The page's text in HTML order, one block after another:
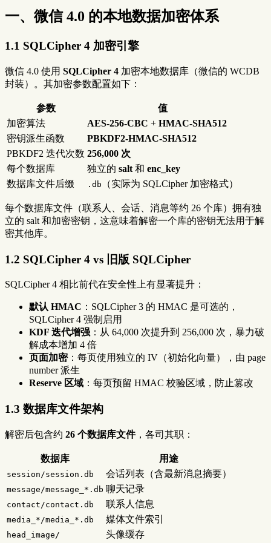
一、微信 4.0 的本地数据加密体系
1.1 SQLCipher 4 加密引擎
微信 4.0 使用 SQLCipher 4 加密本地数据库（微信的 WCDB
封装）。其加密参数配置如下：
参数
值
加密算法
AES-256-CBC + HMAC-SHA512
密钥派生函数
PBKDF2-HMAC-SHA512
PBKDF2 迭代次数 256,000 次
每个数据库
独立的 salt 和 enc_key
数据库文件后缀
.db （实际为 SQLCipher 加密格式）
每个数据库文件（联系人、会话、消息等约 26 个库）拥有独
立的 salt 和加密密钥，这意味着解密一个库的密钥无法用于解
密其他库。
1.2 SQLCipher 4 vs 旧版 SQLCipher
SQLCipher 4 相比前代在安全性上有显著提升：
默认 HMAC ：SQLCipher 3 的 HMAC 是可选的，
SQLCipher 4 强制启用
KDF 迭代增强 ：从 64,000 次提升到 256,000 次，暴力破
解成本增加 4 倍
页面加密：每页使用独立的 IV（初始化向量），由 page
number 派生
Reserve 区域 ：每页预留 HMAC 校验区域，防止篡改
1.3 数据库文件架构
解密后包含约 26 个数据库文件，各司其职：
数据库 用途
session/session.db 会话列表（含最新消息摘要）
message/message_*.db 聊天记录
contact/contact.db 联系人信息
media_*/media_*.db 媒体文件索引
head_image/ 头像缓存